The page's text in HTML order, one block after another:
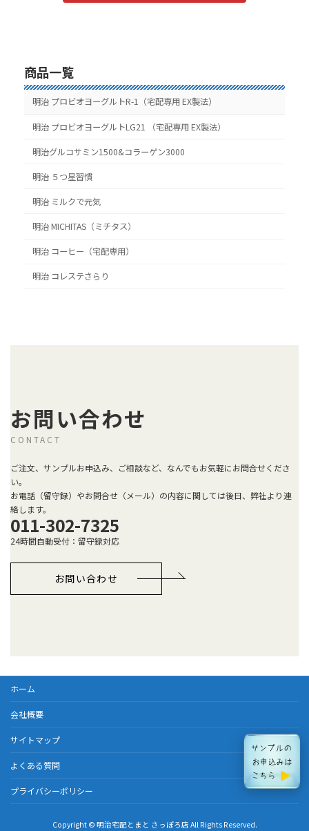
商品一覧
明治 プロビオヨーグルトR-1（宅配専用 EX製法）
明治 プロビオヨーグルトLG21 （宅配専用 EX製法）
明治グルコサミン1500&コラーゲン3000
明治 ５つ星習慣
明治 ミルクで元気
明治 MICHITAS（ミチタス）
明治 コーヒー（宅配専用）
明治 コレステさらり
お問い合わせ
CONTACT
ご注文、サンプルお申込み、ご相談など、なんでもお気軽にお問合せくださ
い。
お電話（留守録）やお問合せ（メール）の内容に関しては後日、弊社より連
絡します。
011-302-7325
24時間自動受付：留守録対応
お問い合わせ
ホーム
会社概要
サイトマップ
よくある質問
プライバシーポリシー
Copyright © 明治宅配とまと さっぽろ店 All Rights Reserved.